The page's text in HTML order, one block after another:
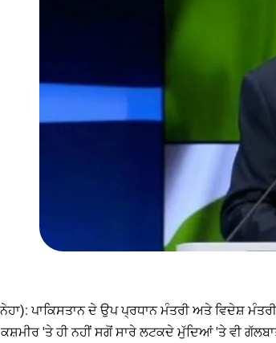
ਪਾਕਿਸਤਾਨ ਦੇ ਉਪ ਪ੍ਰਧਾਨ ਮੰਤਰੀ ਅਤੇ ਵਿਦੇਸ਼
'ਤੇ ਹੀ ਨਹੀਂ ਸਗੋਂ ਸਾਰੇ ਲਟਕਦੇ ਮੁੱਦਿਆਂ 'ਤੇ ਵੀ